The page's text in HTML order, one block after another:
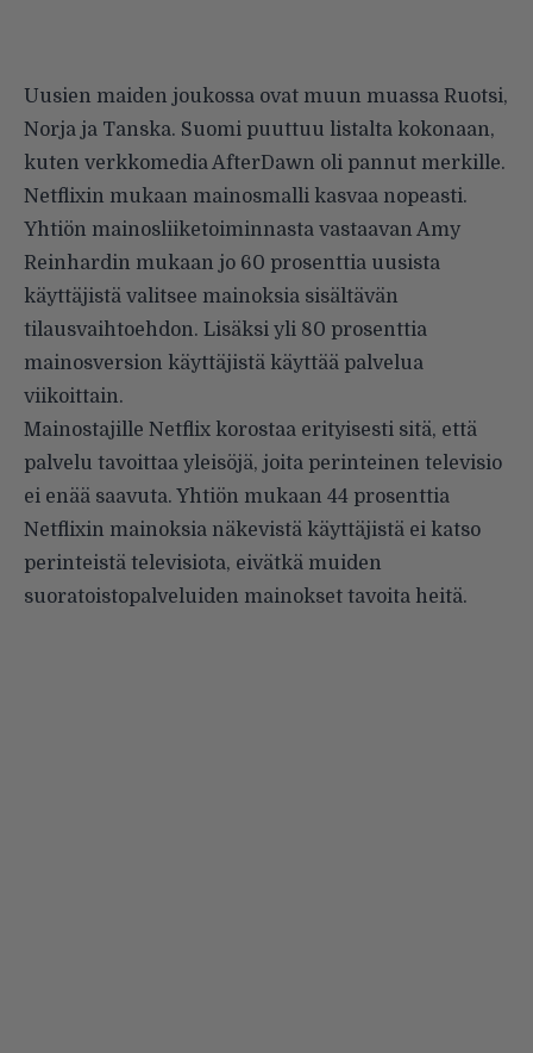
Uusien maiden joukossa ovat muun muassa Ruotsi,
Norja ja Tanska. Suomi puuttuu listalta kokonaan,
kuten verkkomediaAfterDawn oli pannut merkille.
Netflixin mukaan mainosmalli kasvaa nopeasti.
Yhtiön mainosliiketoiminnasta vastaavan Amy
Reinhardin mukaan jo 60 prosenttia uusista
käyttäjistä valitsee mainoksia sisältävän
tilausvaihtoehdon. Lisäksi yli 80 prosenttia
mainosversion käyttäjistä käyttää palvelua
viikoittain.
Mainostajille Netflix korostaa erityisesti sitä, että
palvelu tavoittaa yleisöjä, joita perinteinen televisio
ei enää saavuta. Yhtiön mukaan 44 prosenttia
Netflixin mainoksia näkevistä käyttäjistä ei katso
perinteistä televisiota, eivätkä muiden
suoratoistopalveluiden mainokset tavoita heitä.